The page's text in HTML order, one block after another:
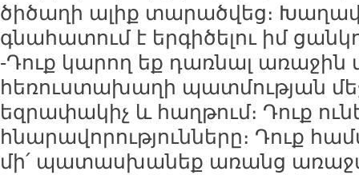
ծիծաղի ալիք տարածվեց։
գնահատում է երգիծելու իմ
-Դուք կարող եք դառնալ առաջին
հեռուստախաղի պատմության
եզրափակիչ և հաղթում։ Դուք
հնարավորությունները։ Դուք
մի՛ պատասխանեք առանց